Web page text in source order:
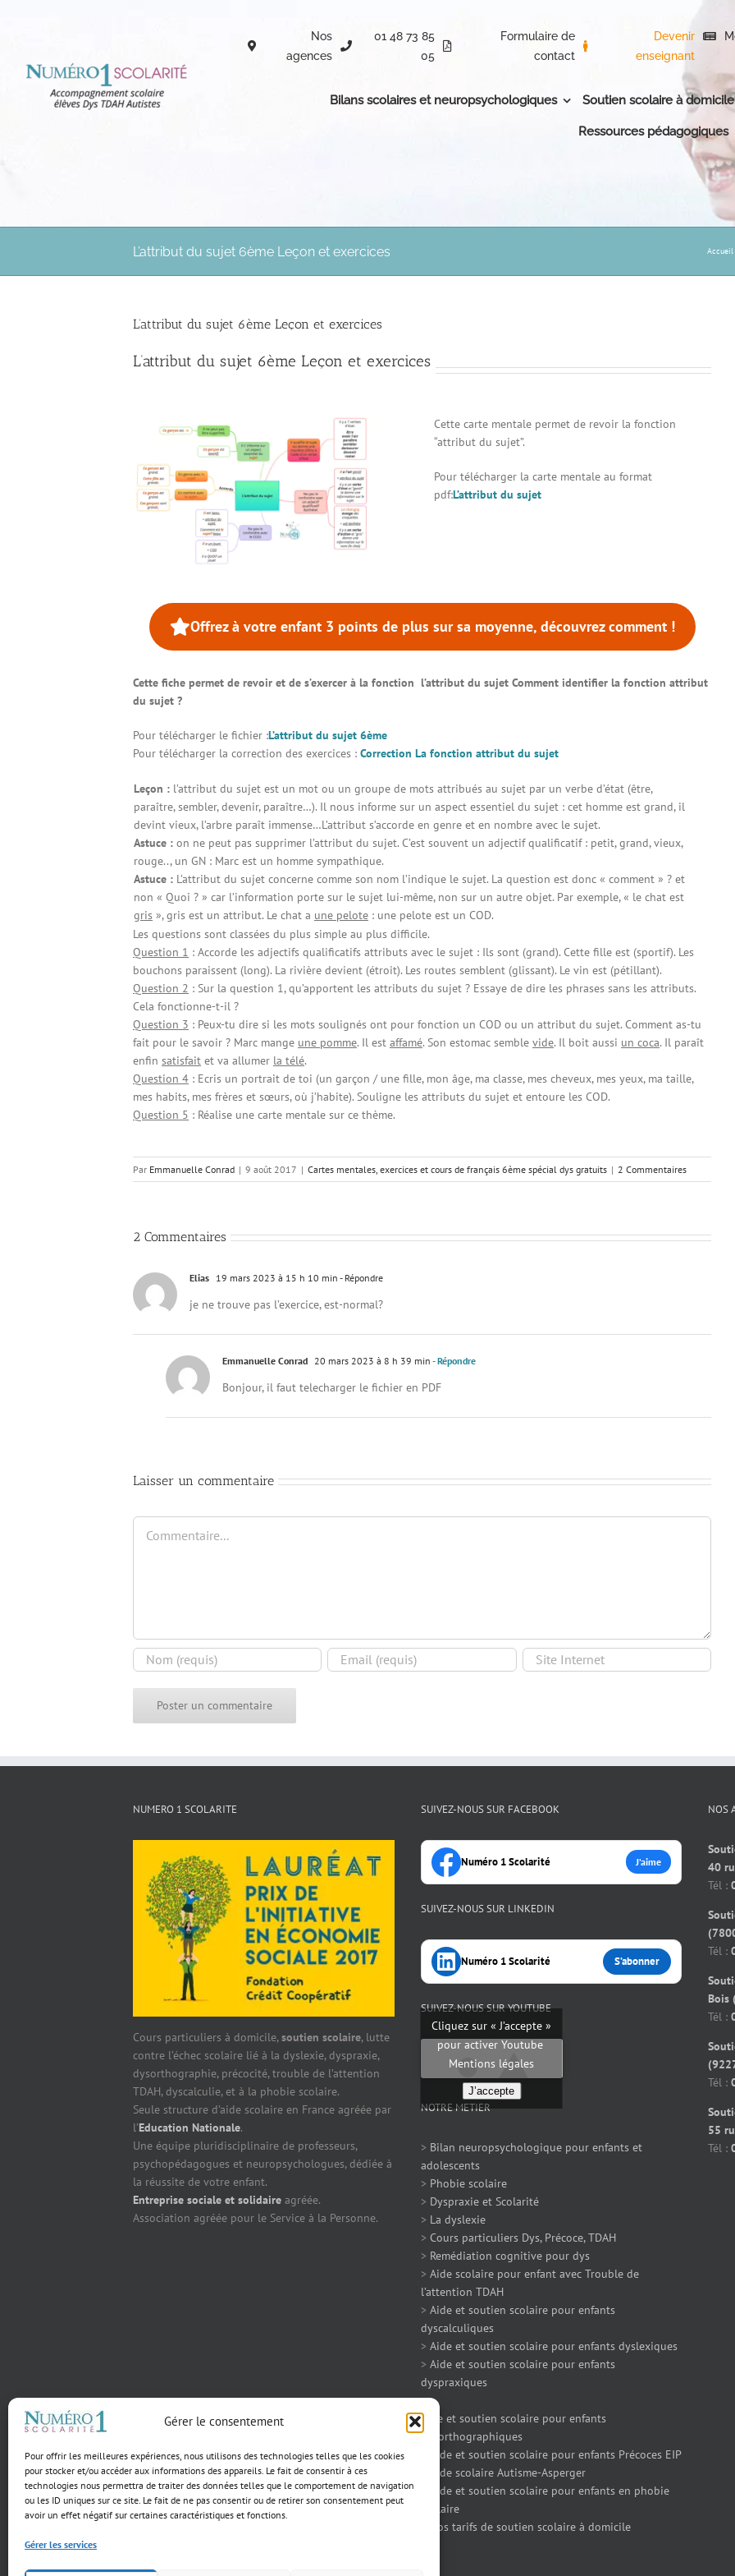
Gérer le consentement
Pour offrir les meilleures expériences, nous utilisons des technologies telles que les cookies
pour stocker et/ou accéder aux informations des appareils. Le fait de consentir à ces
technologies nous permettra de traiter des données telles que le comportement de navigation
ou les ID uniques sur ce site. Le fait de ne pas consentir ou de retirer son consentement peut
avoir un effet négatif sur certaines caractéristiques et fonctions.
Gérer les services
Nos
agences
01 48 73 85
05
Formulaire de
contact
Devenir
enseignant
Bilans scolaires et neuropsychologiques Soutien scolaire à domicile
Ressources pédagogiques
L’attribut du sujet 6ème Leçon et exercices Accueil
L’attribut du sujet 6ème Leçon et exercices
L’attribut du sujet 6ème Leçon et exercices
Cette carte mentale permet de revoir la fonction
“attribut du sujet”.
Pour télécharger la carte mentale au format
pdf:L’attribut du sujet
Offrez à votre enfant 3 points de plus sur sa moyenne, découvrez comment !
Cette fiche permet de revoir et de s’exercer à la fonction l’attribut du sujet Comment identifier la fonction attribut
du sujet ?
Pour télécharger le fichier :L’attribut du sujet 6ème
Pour télécharger la correction des exercices : Correction La fonction attribut du sujet
Leçon : l’attribut du sujet est un mot ou un groupe de mots attribués au sujet par un verbe d’état (être,
paraître, sembler, devenir, paraître…). Il nous informe sur un aspect essentiel du sujet : cet homme est grand, il
devint vieux, l’arbre paraît immense…L’attribut s’accorde en genre et en nombre avec le sujet.
Astuce : on ne peut pas supprimer l’attribut du sujet. C’est souvent un adjectif qualificatif : petit, grand, vieux,
rouge.., un GN : Marc est un homme sympathique.
Astuce : L’attribut du sujet concerne comme son nom l’indique le sujet. La question est donc « comment » ? et
non « Quoi ? » car l’information porte sur le sujet lui-même, non sur un autre objet. Par exemple, « le chat est
gris », gris est un attribut. Le chat a une pelote : une pelote est un COD.
Les questions sont classées du plus simple au plus difficile.
Question 1 : Accorde les adjectifs qualificatifs attributs avec le sujet : Ils sont (grand). Cette fille est (sportif). Les
bouchons paraissent (long). La rivière devient (étroit). Les routes semblent (glissant). Le vin est (pétillant).
Question 2 : Sur la question 1, qu’apportent les attributs du sujet ? Essaye de dire les phrases sans les attributs.
Cela fonctionne-t-il ?
Question 3 : Peux-tu dire si les mots soulignés ont pour fonction un COD ou un attribut du sujet. Comment as-tu
fait pour le savoir ? Marc mange une pomme. Il est affamé. Son estomac semble vide. Il boit aussi un coca. Il paraît
enfin satisfait et va allumer la télé.
Question 4 : Ecris un portrait de toi (un garçon / une fille, mon âge, ma classe, mes cheveux, mes yeux, ma taille,
mes habits, mes frères et sœurs, où j’habite). Souligne les attributs du sujet et entoure les COD.
Question 5 : Réalise une carte mentale sur ce thème.
Par Emmanuelle Conrad | 9 août 2017 | Cartes mentales, exercices et cours de français 6ème spécial dys gratuits | 2 Commentaires
2 Commentaires
Elias 19 mars 2023 à 15 h 10 min - Répondre
je ne trouve pas l’exercice, est-normal?
Emmanuelle Conrad 20 mars 2023 à 8 h 39 min - Répondre
Bonjour, il faut telecharger le fichier en PDF
Laisser un commentaire
Commentaire
NUMERO 1 SCOLARITE
Cours particuliers à domicile,soutien scolaire, lutte
contre l’échec scolaire lié à la dyslexie, dyspraxie,
dysorthographie, précocité, trouble de l’attention
TDAH, dyscalculie, et à la phobie scolaire.
Seule structure d’aide scolaire en France agréée par
l’Education Nationale.
Une équipe pluridisciplinaire de professeurs,
psychopédagogues et neuropsychologues, dédiée à
la réussite de votre enfant.
Entreprise sociale et solidaire agréée.
Association agréée pour le Service à la Personne.
SUIVEZ-NOUS SUR FACEBOOK
Numéro 1 Scolarité J’aime
SUIVEZ-NOUS SUR LINKEDIN
Numéro 1 Scolarité S’abonner
SUIVEZ-NOUS SUR YOUTUBE
Cliquez sur « J’accepte »
pour activer Youtube
Mentions légales
J’accepte
NOTRE METIER
> Bilan neuropsychologique pour enfants et
adolescents
> Phobie scolaire
> Dyspraxie et Scolarité
> La dyslexie
> Cours particuliers Dys, Précoce, TDAH
> Remédiation cognitive pour dys
> Aide scolaire pour enfant avec Trouble de
l’attention TDAH
> Aide et soutien scolaire pour enfants
dyscalculiques
> Aide et soutien scolaire pour enfants dyslexiques
> Aide et soutien scolaire pour enfants
dyspraxiques
>
Aide et soutien scolaire pour enfants
dysorthographiques
Aide et soutien scolaire pour enfants Précoces EIP
Aide scolaire Autisme-Asperger
Aide et soutien scolaire pour enfants en phobie
scolaire
Nos tarifs de soutien scolaire à domicile
NOS
40
Tél :
Tél :
Bois
Tél :
Tél :
55
Tél :